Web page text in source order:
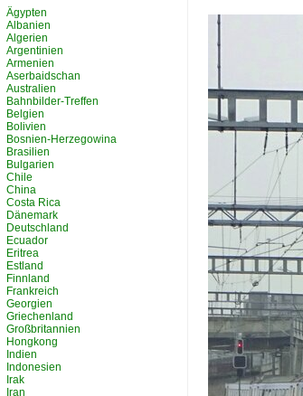
Ägypten
Albanien
Algerien
Argentinien
Armenien
Aserbaidschan
Australien
Bahnbilder-Treffen
Belgien
Bolivien
Bosnien-Herzegowina
Brasilien
Bulgarien
Chile
China
Costa Rica
Dänemark
Deutschland
Ecuador
Eritrea
Estland
Finnland
Frankreich
Georgien
Griechenland
Großbritannien
Hongkong
Indien
Indonesien
Irak
Iran